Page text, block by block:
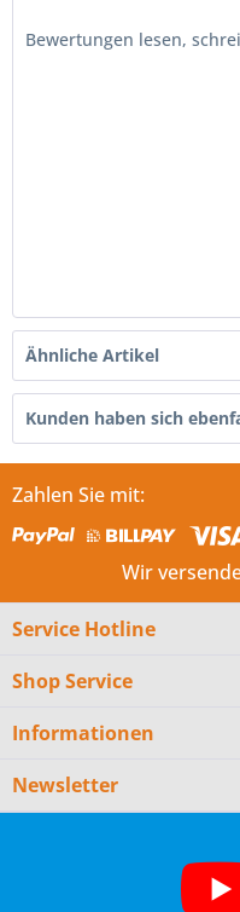
Bewertungen lesen,
Ähnliche Artikel
Kunden haben sich
Zahlen Sie mit:
Wir
Service Hotline
Shop Service
Informationen
Newsletter